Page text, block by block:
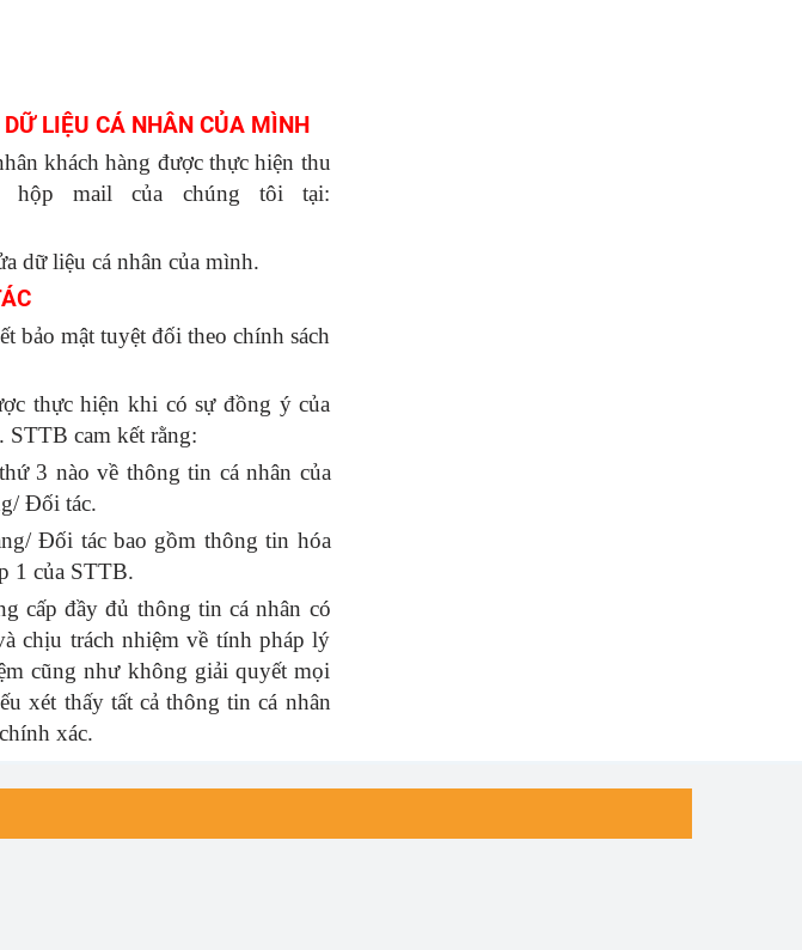
LIỆU CÁ NHÂN CỦA MÌNH
khách hàng được thực hiện thu
mail của chúng tôi tại:
dữ liệu cá nhân của mình.
bảo mật tuyệt đối theo chính sách
thực hiện khi có sự đồng ý của
cam kết rằng:
3 nào về thông tin cá nhân của
Đối tác.
Đối tác bao gồm thông tin hóa
1 của STTB.
cấp đầy đủ thông tin cá nhân có
chịu trách nhiệm về tính pháp lý
cũng như không giải quyết mọi
xét thấy tất cả thông tin cá nhân
xác.